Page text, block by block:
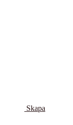
Skapa